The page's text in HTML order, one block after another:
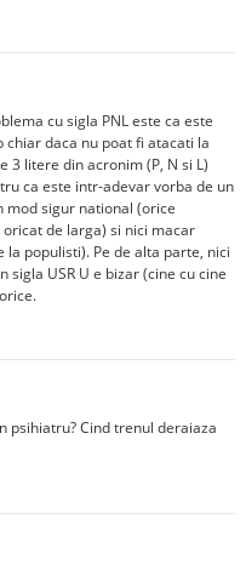
cu sigla PNL este ca este
daca nu poat fi atacati la
3 litere din acronim (P, N si L)
ca este intr-adevar vorba de un
mod sigur national (orice
de larga) si nici macar
populisti). Pe de alta parte, nici
sigla USR U e bizar (cine cu cine
psihiatru? Cind trenul deraiaza